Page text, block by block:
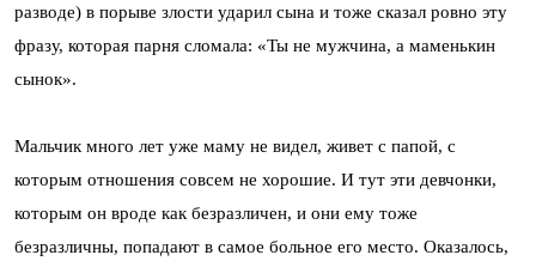
разводе) в порыве злости ударил сына и тоже сказал ровно эту
фразу, которая парня сломала: «Ты не мужчина, а маменькин
сынок».
Мальчик много лет уже маму не видел, живет с папой, с
которым отношения совсем не хорошие. И тут эти девчонки,
которым он вроде как безразличен, и они ему тоже
безразличны, попадают в самое больное его место. Оказалось,